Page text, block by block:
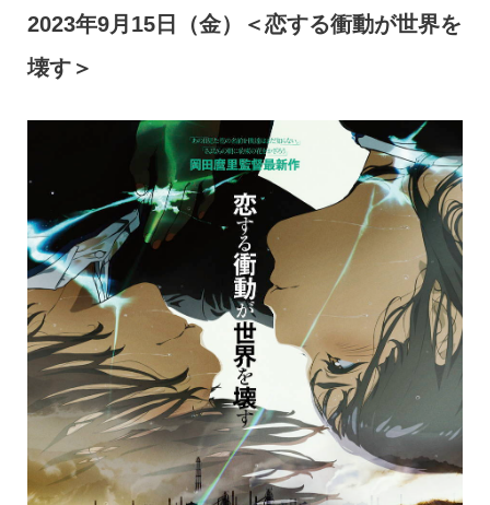
2023年9月15日（金）＜恋する衝動が世界を
壊す＞